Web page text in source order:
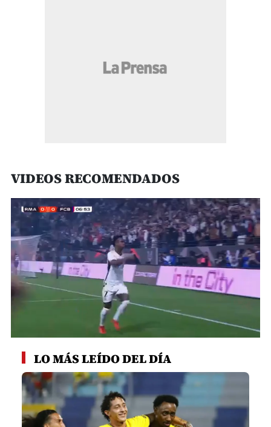
VIDEOS RECOMENDADOS
seconds
minute,
seconds
LO MÁS LEÍDO DEL DÍA